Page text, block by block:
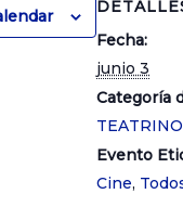
Fecha:
junio 3
Categoría
TEATRINO
Evento
Cine,